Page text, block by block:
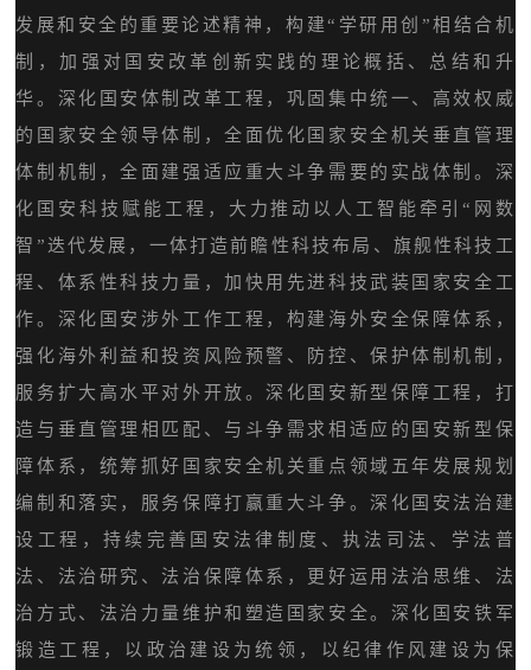
发展和安全的重要论述精神，构建“学研用创”相结合机
制，加强对国安改革创新实践的理论概括、总结和升
华。深化国安体制改革工程，巩固集中统一、高效权威
的国家安全领导体制，全面优化国家安全机关垂直管理
体制机制，全面建强适应重大斗争需要的实战体制。深
化国安科技赋能工程，大力推动以人工智能牵引“网数
智”迭代发展，一体打造前瞻性科技布局、旗舰性科技工
程、体系性科技力量，加快用先进科技武装国家安全工
作。深化国安涉外工作工程，构建海外安全保障体系，
强化海外利益和投资风险预警、防控、保护体制机制，
服务扩大高水平对外开放。深化国安新型保障工程，打
造与垂直管理相匹配、与斗争需求相适应的国安新型保
障体系，统筹抓好国家安全机关重点领域五年发展规划
编制和落实，服务保障打赢重大斗争。深化国安法治建
设工程，持续完善国安法律制度、执法司法、学法普
法、法治研究、法治保障体系，更好运用法治思维、法
治方式、法治力量维护和塑造国家安全。深化国安铁军
锻造工程，以政治建设为统领，以纪律作风建设为保